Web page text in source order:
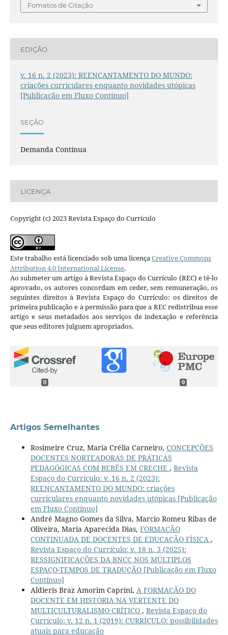
Fomatos de Citação
EDIÇÃO
v. 16 n. 2 (2023): REENCANTAMENTO DO MUNDO:
criações curriculares enquanto novidades utópicas
[Publicação em Fluxo Contínuo]
SEÇÃO
Demanda Contínua
LICENÇA
Copyright (c) 2023 Revista Espaço do Currículo
Este trabalho está licenciado sob uma licençaCreative Commons
Attribution 4.0 International License.
Ao submeter um artigo à Revista Espaço do Currículo (REC) e tê-lo
aprovado, os autores concordam em ceder, sem remuneração, os
seguintes direitos à Revista Espaço do Currículo: os direitos de
primeira publicação e a permissão para que a REC redistribua esse
artigo e seus metadados aos serviços de indexação e referência
que seus editores julguem apropriados.
0 0
Artigos Semelhantes
Rosimeire Cruz, Maria Crélia Carneiro, CONCEPÇÕES
DOCENTES NORTEADORAS DE PRÁTICAS
PEDAGÓGICAS COM BEBÊS EM CRECHE , Revista
Espaço do Currículo: v. 16 n. 2 (2023):
REENCANTAMENTO DO MUNDO: criações
curriculares enquanto novidades utópicas [Publicação
em Fluxo Contínuo]
André Magno Gomes da Silva, Marcio Romeu Ribas de
Oliveira, Maria Aparecida Dias, FORMAÇÃO
CONTINUADA DE DOCENTES DE EDUCAÇÃO FÍSICA ,
Revista Espaço do Currículo: v. 18 n. 3 (2025):
RESSIGNIFICAÇÕES DA BNCC NOS MÚLTIPLOS
ESPAÇO-TEMPOS DE TRADUÇÃO [Publicação em Fluxo
Contínuo]
Aldieris Braz Amorim Caprini, A FORMAÇÃO DO
DOCENTE EM HISTÓRIA NA VERTENTE DO
MULTICULTURALISMO CRÍTICO , Revista Espaço do
Currículo: v. 12 n. 1 (2019): CURRÍCULO: possibilidades
atuais para educação